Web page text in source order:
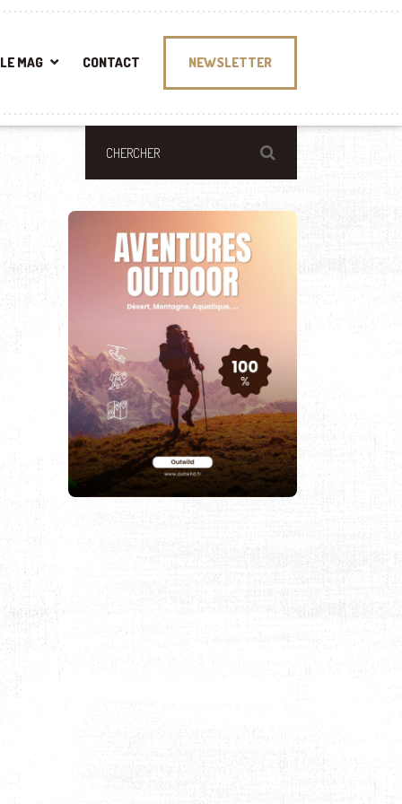
LE MAG CONTACT NEWSLETTER